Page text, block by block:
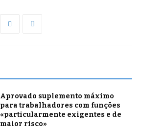
Aprovado suplemento máximo
para trabalhadores com funções
«particularmente exigentes e de
maior risco»